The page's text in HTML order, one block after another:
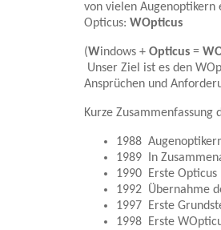
von vielen
Opticus: WOpticus
(Windows + Opticus =
Unser Ziel ist es den
Ansprüchen und
Kurze Zusammenfassung
1988
1989 In
1990 Erste
1992 Übernahme
1997 Erste
1998 Erste